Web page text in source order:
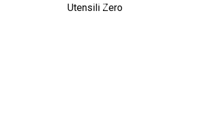
Previous